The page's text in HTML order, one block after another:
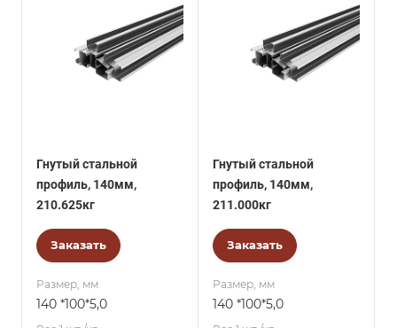
Гнутый стальной
профиль, 140мм,
210.625кг
Заказать
Размер, мм
140 *100*5,0
Гнутый стальной
профиль, 140мм,
211.000кг
Заказать
Размер, мм
140 *100*5,0